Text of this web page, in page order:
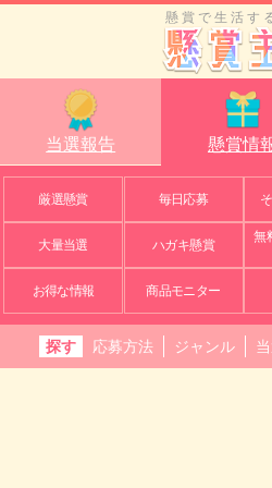
懸賞で生活す
当選報告 懸賞情
厳選懸賞 毎日応募
大量当選 ハガキ懸賞
無
お得な情報 商品モニター
探す 応募方法 ジャンル